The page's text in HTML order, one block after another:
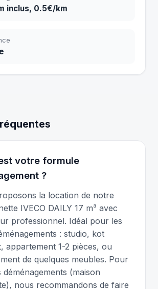
inclus, 0.5€/km
votre formule
?
la location de notre
IVECO DAILY 17 m³ avec
professionnel. Idéal pour les
: studio, kot
appartement 1-2 pièces, ou
de quelques meubles. Pour
déménagements (maison
nous recommandons de faire